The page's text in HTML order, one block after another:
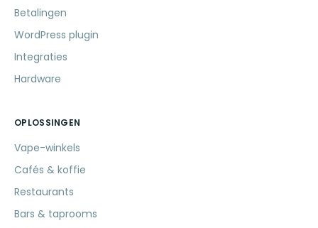
Betalingen
WordPress plugin
Integraties
Hardware
OPLOSSINGEN
Vape-winkels
Cafés & koffie
Restaurants
Bars & taprooms